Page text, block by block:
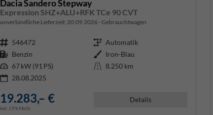
Dacia Sandero Stepway
Expression SHZ+ALU+RFK TCe 90 CVT
unverbindliche Lieferzeit: 20.09.2026 Gebrauchtwagen
Fahrzeugnr. 546472 Getriebe Automatik
Kraftstoff Benzin Außenfarbe Iron-Blau
Leistung 67 kW (91 PS) Kilometerstand 8.250 km
28.08.2025
19.283,– €
incl. 19% MwSt.
Details